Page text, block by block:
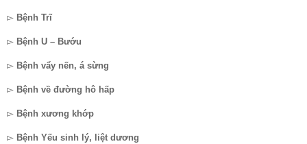
▻ Bệnh Trĩ
▻ Bệnh U – Bướu
▻ Bệnh vẩy nến, á sừng
▻ Bệnh về đường hô hấp
▻ Bệnh xương khớp
▻ Bệnh Yếu sinh lý, liệt dương